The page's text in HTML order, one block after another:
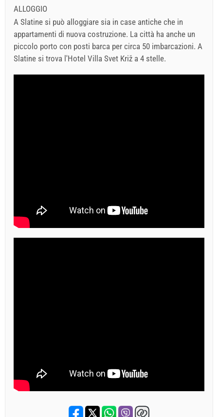
ALLOGGIO
A Slatine si può alloggiare sia in case antiche che in
appartamenti di nuova costruzione. La città ha anche un
piccolo porto con posti barca per circa 50 imbarcazioni. A
Slatine si trova l'Hotel Villa Svet Križ a 4 stelle.